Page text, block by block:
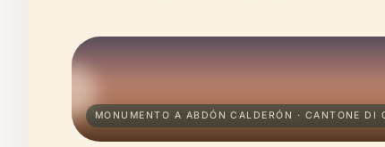
MONUMENTO A ABDÓN CALDERÓN · CANTONE DI